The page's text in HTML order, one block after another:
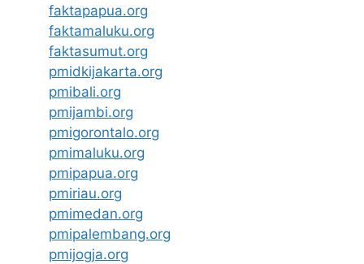
faktapapua.org
faktamaluku.org
faktasumut.org
pmidkijakarta.org
pmibali.org
pmijambi.org
pmigorontalo.org
pmimaluku.org
pmipapua.org
pmiriau.org
pmimedan.org
pmipalembang.org
pmijogja.org